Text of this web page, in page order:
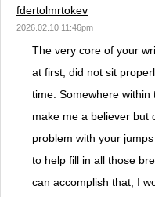
fdertolmrtokev
2026.02.10 11:46pm
The very core of your
at first, did not sit
time. Somewhere
make me a believer but
problem with your
to help fill in all those
can accomplish that, I